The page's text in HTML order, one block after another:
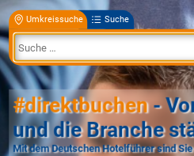
Umkreissuche Suche
#direktbuchen-
und die Branche
Mit dem Deutschen Hotelführer sind